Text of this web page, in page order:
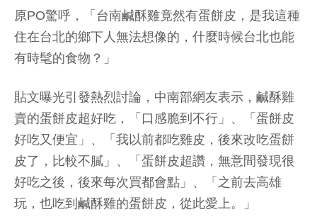
原PO驚呼，「台南鹹酥雞竟然有蛋餅皮，是我這種
住在台北的鄉下人無法想像的，什麼時候台北也能
有時髦的食物？」
貼文曝光引發熱烈討論，中南部網友表示，鹹酥雞
賣的蛋餅皮超好吃，「口感脆到不行」、「蛋餅皮
好吃又便宜」、「我以前都吃雞皮，後來改吃蛋餅
皮了，比較不膩」、「蛋餅皮超讚，無意間發現很
好吃之後，後來每次買都會點」、「之前去高雄
玩，也吃到鹹酥雞的蛋餅皮，從此愛上。」